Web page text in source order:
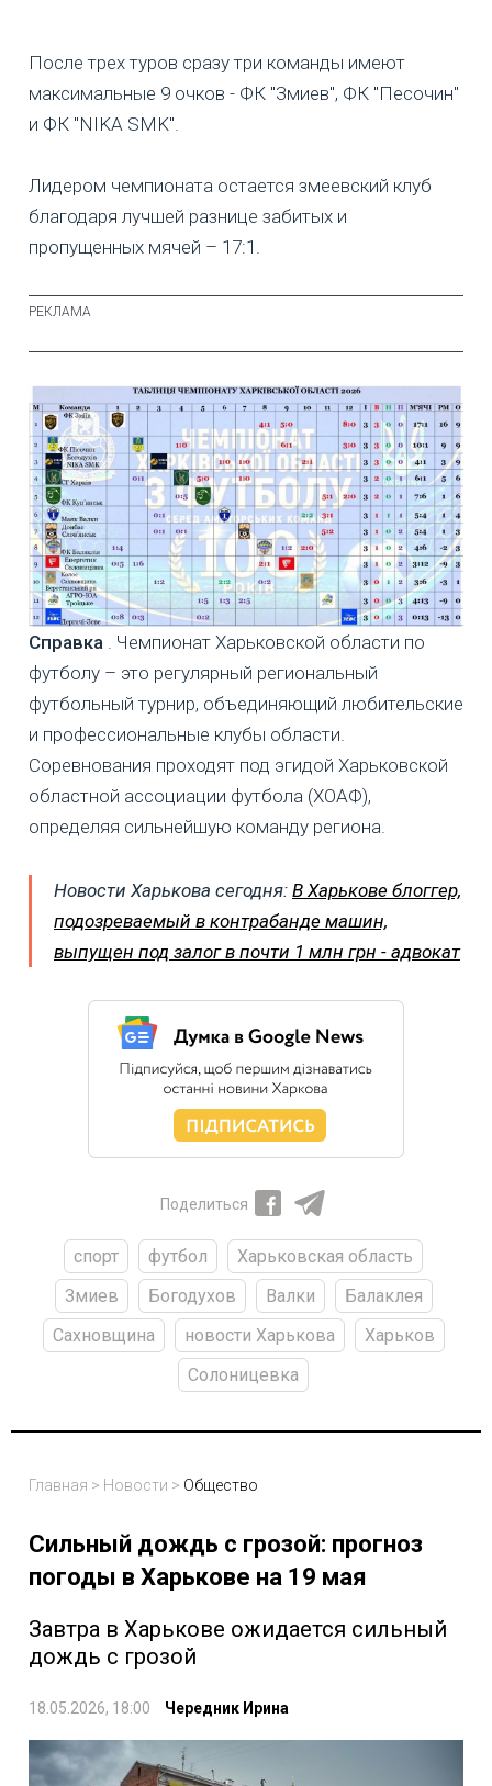
После трех туров сразу три команды имеют
максимальные 9 очков - ФК "Змиев", ФК "Песочин"
и ФК "NIKA SMK".
Лидером чемпионата остается змеевский клуб
благодаря лучшей разнице забитых и
пропущенных мячей – 17:1.
Справка . Чемпионат Харьковской области по
футболу – это регулярный региональный
футбольный турнир, объединяющий любительские
и профессиональные клубы области.
Соревнования проходят под эгидой Харьковской
областной ассоциации футбола (ХОАФ),
определяя сильнейшую команду региона.
Новости Харькова сегодня: В Харькове блоггер,
подозреваемый в контрабанде машин,
выпущен под залог в почти 1 млн грн - адвокат
Поделиться
спорт футбол
Харьковская область
Змиев
Богодухов Валки
Балаклея
Сахновщина
новости Харькова
Харьков
Солоницевка
Главная > Новости > Общество
Сильный дождь с грозой: прогноз
погоды в Харькове на 19 мая
Завтра в Харькове ожидается сильный
дождь с грозой
18.05.2026, 18:00 Чередник Ирина